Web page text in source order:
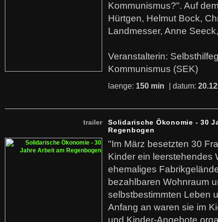
Kommunismus?". Auf
Hürtgen, Helmut Bock,
Landmesser, Anne
Veranstalterin:
Kommunismus (SEK)
laenge: 150 min | datum:
trailer
Solidarische Ökonomie - 30
Regenbogen
"Im März besetzten 30
Kinder ein leerstehendes
ehemaliges
bezahlbaren Wohnraum
selbstbestimmten Leben
Anfang an waren sie im
und Kinder-Angebote